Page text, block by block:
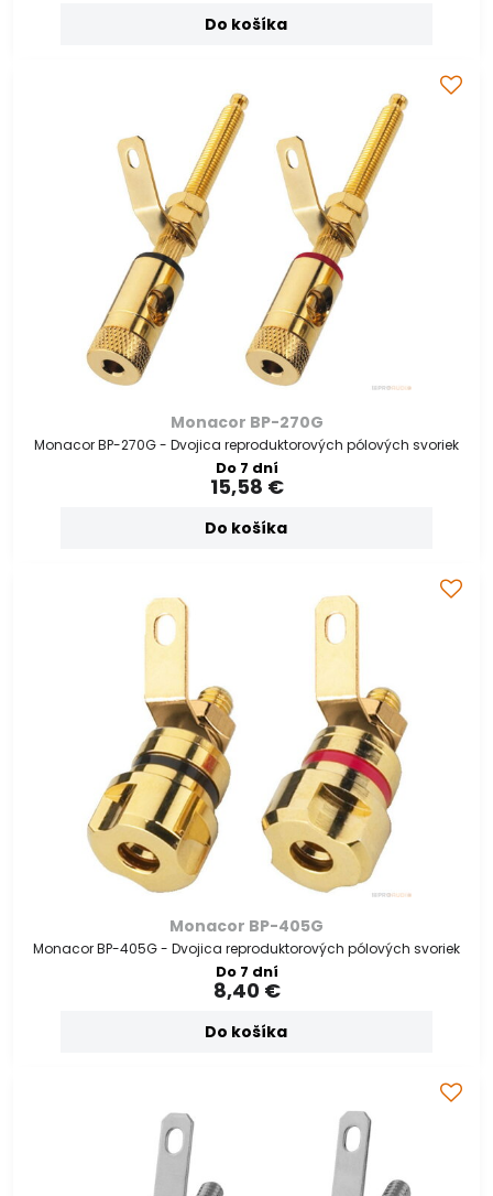
Do košíka
Monacor BP-270G
Monacor BP-270G - Dvojica reproduktorových pólových svoriek
Do 7 dní
15,58 €
Do košíka
Monacor BP-405G
Monacor BP-405G - Dvojica reproduktorových pólových svoriek
Do 7 dní
8,40 €
Do košíka